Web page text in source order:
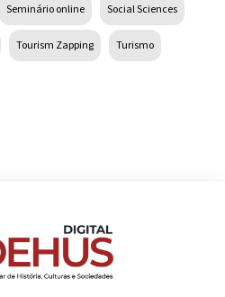
Seminário online Social Sciences
Tourism Zapping Turismo